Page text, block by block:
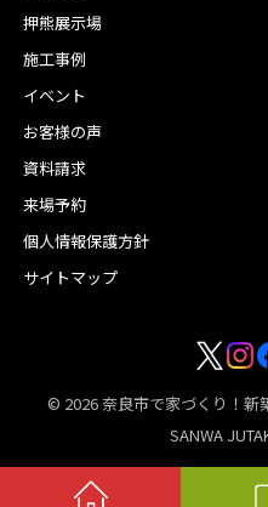
押熊展示場
施工事例
イベント
お客様の声
資料請求
来場予約
個人情報保護方針
サイトマップ
© 2026奈良市で家づくり！新
SANWA